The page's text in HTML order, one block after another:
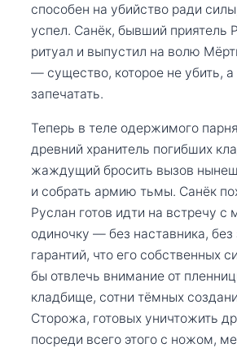
способен на убийство ради
успел. Санёк, бывший приятель
ритуал и выпустил на волю
— существо, которое не убить,
запечатать.
Теперь в теле одержимого
древний хранитель погибших
жаждущий бросить вызов
и собрать армию тьмы. Санёк
Руслан готов идти на встречу с
одиночку — без наставника, без
гарантий, что его собственных
бы отвлечь внимание от
кладбище, сотни тёмных
Сторожа, готовых уничтожить
посреди всего этого с ножом,